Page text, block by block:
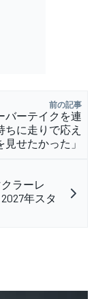
前の記事
バーテイクを連
に走りで応え
せたかった」
ラーレ
年スタ